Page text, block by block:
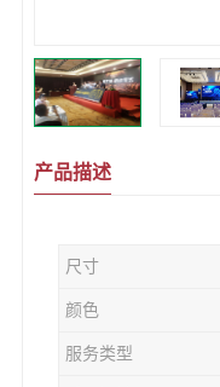
产品描述
尺寸
颜色
服务类型